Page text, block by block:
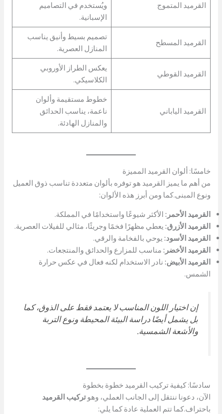
القرميد المتموج
ويُستخدم في التصاميم
الإسبانية.
القرميد المسطح
تصميم بسيط وأنيق يناسب
المنازل العصرية.
القرميد القوطي
يعكس الطراز الأوروبي
الكلاسيكي.
القرميد الياباني
خطوط مستقيمة وألوان
ناعمة، يناسب الحدائق
والمنازل الهادئة.
خامسًا: ألوان القرميد المميزة
من أهم ما يميز القرميد هو توفره بألوان متعددة تناسب ذوق العميل
ونوع المبنى.كما ومن أبرز هذه الألوان:
القرميد الأحمر: الأكثر شيوعًا واستخدامًا في المملكة.
القرميد الأزرق: يعطي مظهرًا فخمًا وجريئًا، مثالي للفيلات العصرية.
القرميد الأسود: يوحي بالفخامة والرقي.
القرميد الأخضر: مناسب للمزارع والحدائق والمنتجعات.
القرميد الأبيض: نادر الاستخدام لكنه فعال في عكس حرارة
الشمس.
إن اختيار اللون المناسب لا يعتمد فقط على الذوق، كما
بل يشمل أيضًا دراسة البيئة المحيطة ونوع التربة
والأشعة الشمسية.
سادسًا: كيفية تركيب القرميد خطوة بخطوة
الآن، دعونا ننتقل إلى الجانب العملي، وهوتركيب القرميد
باحتراف.كما تتم العملية عادة كما يلي: